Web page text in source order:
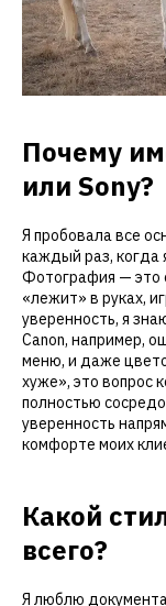
Почему
или Sony?
Я пробовала все
каждый раз, когда
Фотография — это
«лежит» в руках,
уверенность, я
Canon, например,
меню, и даже
хуже», это вопрос
полностью
уверенность
комфорте моих
Какой
всего?
Я люблю